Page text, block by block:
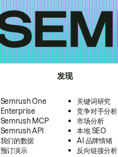
Semrush One
Enterprise
Semrush MCP
Semrush API
我们的数据
预订演示
发现
关键词研究
竞争对手分析
市场分析
本地 SEO
AI 品牌情绪
反向链接分析